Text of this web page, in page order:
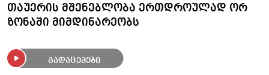
თაუერის მშენებლობა ერთდროულად ორ
ზონაში მიმდინარეობს
გადაცემები